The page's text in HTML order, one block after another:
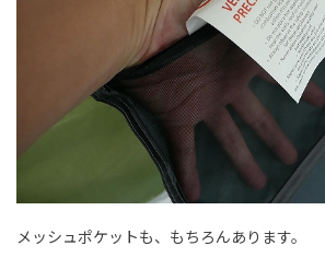
メッシュポケットも、もちろんあります。